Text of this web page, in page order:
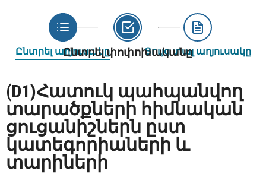
Ընտրել աղյուսակըԸնտրել փոփոխականըՑույց տալ աղյուսակը
(D1)Հատուկ պահպանվող
տարածքների հիմնական
ցուցանիշներն ըստ
կատեգորիաների և
տարիների